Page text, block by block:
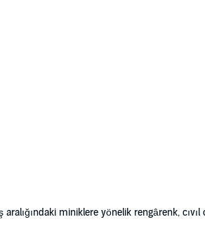
miniklere yönelik rengârenk,